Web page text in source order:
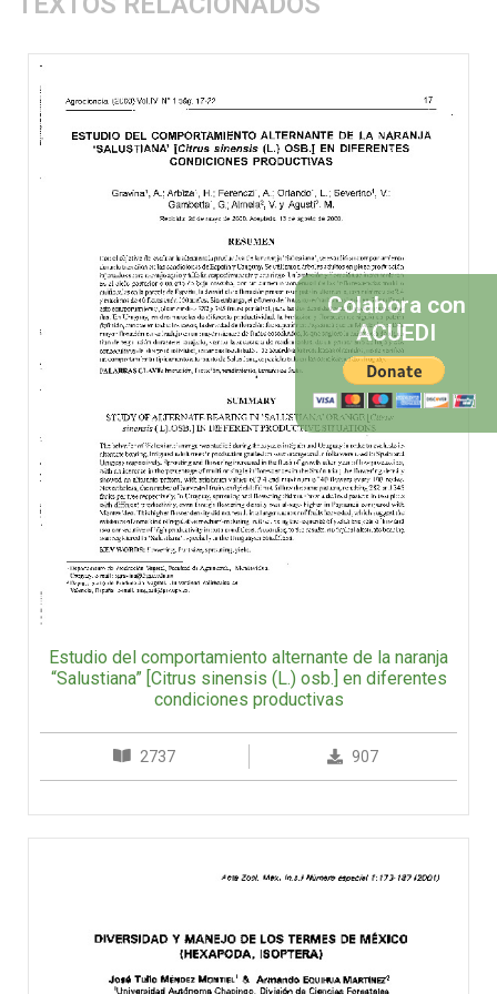
Estudio del comportamiento alternante de la naranja
“Salustiana” [Citrus sinensis (L.) osb.] en diferentes
condiciones productivas
2737 907
Colabora con
ACUEDI